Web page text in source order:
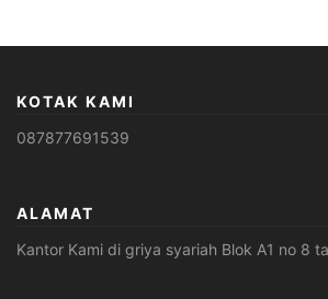
KOTAK KAMI
087877691539
ALAMAT
Kantor Kami di griya syariah Blok A1 no 8